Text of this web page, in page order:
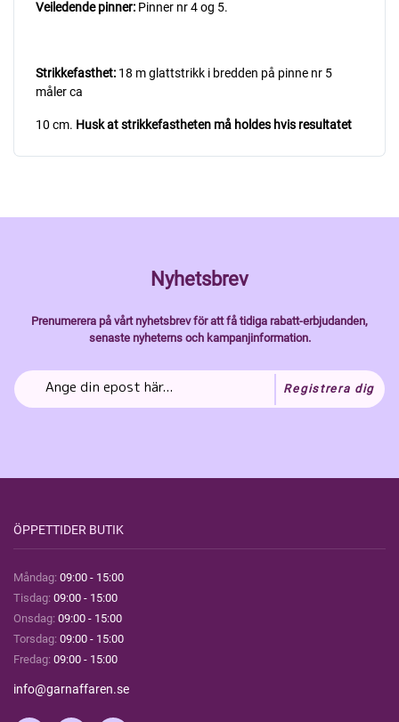
Veiledende pinner: Pinner nr 4 og 5.
Strikkefasthet: 18 m glattstrikk i bredden på pinne nr 5
måler ca
10 cm. Husk at strikkefastheten må holdes hvis resultatet
Nyhetsbrev
Prenumerera på vårt nyhetsbrev för att få tidiga rabatt-erbjudanden,
senaste nyheterns och kampanjinformation.
Registrera dig
ÖPPETTIDER BUTIK
Måndag: 09:00 - 15:00
Tisdag: 09:00 - 15:00
Onsdag: 09:00 - 15:00
Torsdag: 09:00 - 15:00
Fredag: 09:00 - 15:00
info@garnaffaren.se